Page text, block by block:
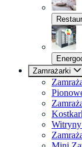
Zamrażarki